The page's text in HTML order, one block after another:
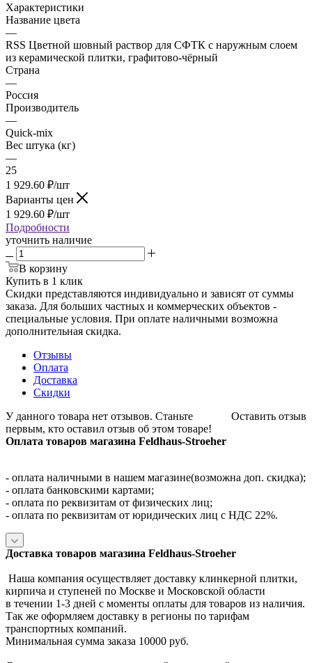
Характеристики
Название цвета
—
RSS Цветной шовный раствор для СФТК с наружным слоем
из керамической плитки, графитово-чёрный
Страна
—
Россия
Производитель
—
Quick-mix
Вес штука (кг)
—
25
1 929.60 ₽/шт
Варианты цен
1 929.60 ₽/шт
Подробности
уточнить наличие
В корзину
Купить в 1 клик
Скидки представляются индивидуально и зависят от суммы
заказа. Для больших частных и коммерческих объектов -
специальные условия. При оплате наличными возможна
дополнительная скидка.
Отзывы
Оплата
Доставка
Скидки
Оставить отзыв
У данного товара нет отзывов. Станьте
первым, кто оставил отзыв об этом товаре!
Оплата товаров магазина Feldhaus-Stroeher
- оплата наличными в нашем магазине(возможна доп. скидка);
- оплата банковскими картами;
- оплата по реквизитам от физических лиц;
- оплата по реквизитам от юридических лиц с НДС 22%.
Доставка товаров магазина Feldhaus-Stroeher
Наша компания осуществляет доставку клинкерной плитки,
кирпича и ступеней по Москве и Московской области
в течении 1-3 дней с моменты оплаты для товаров из наличия.
Так же оформляем доставку в регионы по тарифам
транспортных компаний.
Минимальная сумма заказа 10000 руб.